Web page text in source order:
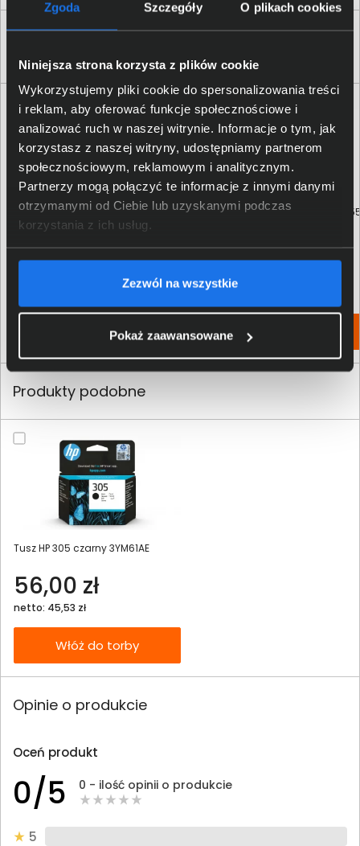
Zgoda Szczegóły O plikach cookies
Niniejsza strona korzysta z plików cookie
Wykorzystujemy pliki cookie do spersonalizowania treści
i reklam, aby oferować funkcje społecznościowe i
analizować ruch w naszej witrynie. Informacje o tym, jak
korzystasz z naszej witryny, udostępniamy partnerom
społecznościowym, reklamowym i analitycznym.
Partnerzy mogą połączyć te informacje z innymi danymi
otrzymanymi od Ciebie lub uzyskanymi podczas
korzystania z ich usług.
Zezwól na wszystkie
Pokaż zaawansowane
Klienci, którzy kupili ten produkt często
Urządzenie wielofunkcyjne
atramentowe HP Smart Tank 581 -
4A8D4A
1 036,00 zł
Włóż do torby
Tusz HP GT52 purpurowy
39,00 zł
netto: 31,71 zł
Włóż do torby
Produkty podobne
Tusz HP 305 czarny 3YM61AE
56,00 zł
netto: 45,53 zł
Włóż do torby
Opinie o produkcie
Oceń produkt
0/5 0 - ilość opinii o produkcie
5